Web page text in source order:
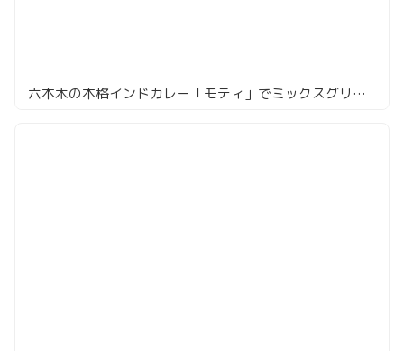
六本木の本格インドカレー「モティ」でミックスグリルセット